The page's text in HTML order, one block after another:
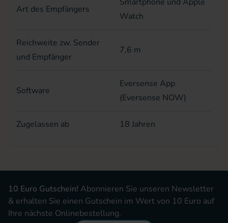
Art des Empfängers
Watch
Reichweite zw. Sender
und Empfänger
7,6 m
Software
Eversense App
(Eversense NOW)
Zugelassen ab 18 Jahren
10 Euro Gutschein! Abonnieren Sie unseren Newsletter
& erhalten Sie einen Gutschein im Wert von 10 Euro auf
Ihre nächste Onlinebestellung.